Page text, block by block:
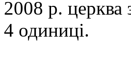
2008 р. церква
4 одиниці.